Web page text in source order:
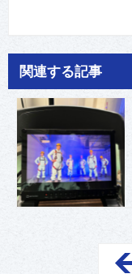
関連する記事